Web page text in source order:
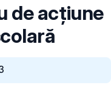
de acțiune